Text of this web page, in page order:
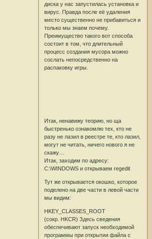
диска у нас запустилась установка и
вирус. Правда после её удаления
место существенно не прибавиться и
только мы знаем почему.
Преимущество такого вот способа
состоит в том, что длительный
процесс создания мусора можно
сослать непосредственно на
распаковку игры.
Итак, ненавижу теорию, но ща
быстренько ознакомлю тех, кто не
разу не лазил в реестре те, кто лазил,
могут не читать, ничего нового я не
скажу…
Итак, заходим по адресу:
С:\WINDOWS и открываем regedit
Тут же открывается окошко, которое
поделено на две части в левой части
мы видим:
HKEY_CLASSES_ROOT
(сокр. HKCR) Здесь сведения
обеспечивают запуск необходимой
программы при открытии файла с